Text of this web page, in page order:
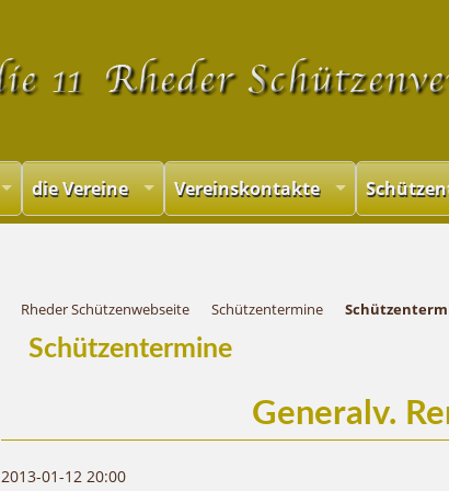
Navigation
überspringen
die Vereine Vereinskontakte
Rheder Schützenwebseite Schützentermine
Schützentermine
Generalv.
2013-01-12 20:00